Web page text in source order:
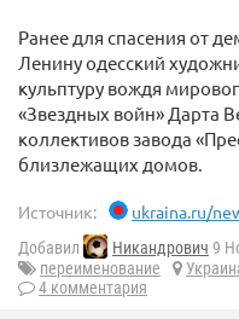
Ранее для спасения от
Ленину одесский
кульптуру вождя
«Звездных войн» Дарта
коллективов завода
близлежащих домов.
Источник: ukraina.ru/
Добавил Никандрович 9
переименование
4 комментария